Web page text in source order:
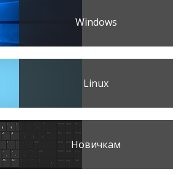
Windows
Linux
Новичкам